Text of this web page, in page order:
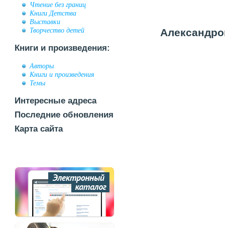
Чтение без границ
Книги Детства
Выставки
Творчество детей
Книги и произведения:
Авторы
Книги и произведения
Темы
Интересные адреса
Последние обновления
Карта сайта